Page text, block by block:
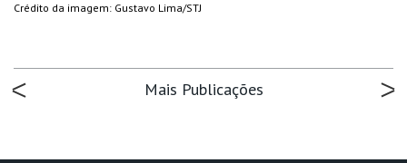
Crédito da imagem: Gustavo Lima/STJ
Mais Publicações